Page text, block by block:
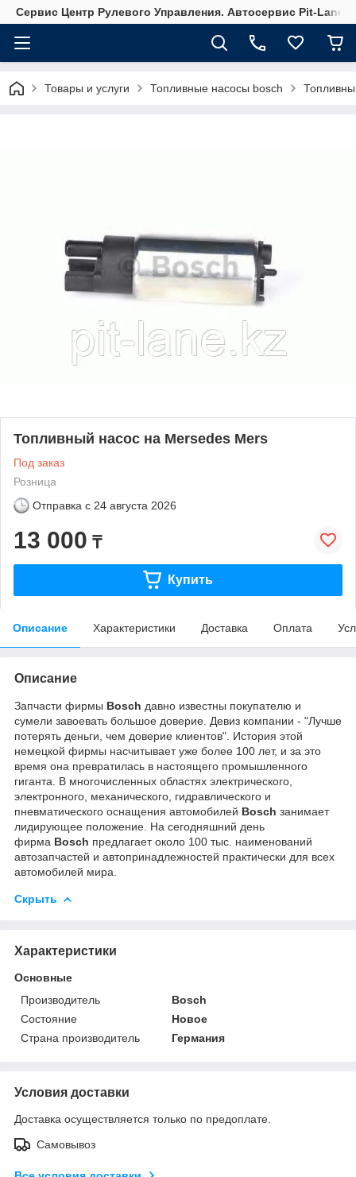
Сервис Центр Рулевого Управления. Автосервис Pit-Lane
Товары и услуги Топливные насосы bosch
Топливный насос на Mersedes Mers
Под заказ
Розница
Отправка с 24 августа 2026
13 000 ₸
Купить
Описание Характеристики Доставка Оплата
Описание
Запчасти фирмы Bosch давно известны покупателю и
сумели завоевать большое доверие. Девиз компании - "Лучше
потерять деньги, чем доверие клиентов". История этой
немецкой фирмы насчитывает уже более 100 лет, и за это
время она превратилась в настоящего промышленного
гиганта. В многочисленных областях электрического,
электронного, механического, гидравлического и
пневматического оснащения автомобилей Bosch занимает
лидирующее положение. На сегодняшний день
фирма Bosch предлагает около 100 тыс. наименований
автозапчастей и автопринадлежностей практически для всех
автомобилей мира.
Скрыть
Характеристики
Основные
Производитель
Bosch
Состояние
Новое
Страна производитель
Германия
Условия доставки
Доставка осуществляется только по предоплате.
Самовывоз